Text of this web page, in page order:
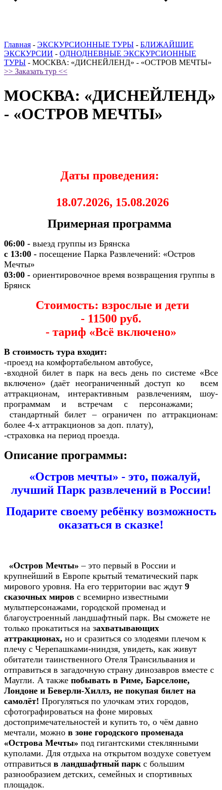
Главная - ЭКСКУРСИОННЫЕ ТУРЫ - БЛИЖАЙШИЕ
ЭКСКУРСИИ - ОДНОДНЕВНЫЕ ЭКСКУРСИОННЫЕ
ТУРЫ - МОСКВА: «ДИСНЕЙЛЕНД» - «ОСТРОВ МЕЧТЫ»
>> Заказать тур <<
МОСКВА: «ДИСНЕЙЛЕНД»
- «ОСТРОВ МЕЧТЫ»
Даты проведения:
18.07.2026, 15.08.2026
Примерная программа
06:00 - выезд группы из Брянска
с 13:00 - посещение Парка Развлечений: «Остров
Мечты»
03:00 - ориентировочное время возвращения группы в
Брянск
Стоимость: взрослые и дети
- 11500 руб.
- тариф «Всё включено»
В стоимость тура входит:
-проезд на комфортабельном автобусе,
-входной билет в парк на весь день по системе «Все
включено» (даёт неограниченный доступ ко всем
аттракционам, интерактивным развлечениям, шоу-
программам и встречам с персонажами;
стандартный билет – ограничен по аттракционам:
более 4-х аттракционов за доп. плату),
-страховка на период проезда.
Описание программы:
«Остров мечты» - это, пожалуй,
лучший Парк развлечений в России!
Подарите своему ребёнку возможность
оказаться в сказке!
«Остров Мечты» – это первый в России и
крупнейший в Европе крытый тематический парк
мирового уровня. На его территории вас ждут 9
сказочных миров с всемирно известными
мультперсонажами, городской променад и
благоустроенный ландшафтный парк. Вы сможете не
только прокатиться на захватывающих
аттракционах, но и сразиться со злодеями плечом к
плечу с Черепашками-ниндзя, увидеть, как живут
обитатели таинственного Отеля Трансильвания и
отправиться в загадочную страну динозавров вместе с
Маугли. А также побывать в Риме, Барселоне,
Лондоне и Беверли-Хиллз, не покупая билет на
самолёт! Прогуляться по улочкам этих городов,
сфотографироваться на фоне мировых
достопримечательностей и купить то, о чём давно
мечтали, можно в зоне городского променада
«Острова Мечты» под гигантскими стеклянными
куполами. Для отдыха на открытом воздухе советуем
отправиться в ландшафтный парк с большим
разнообразием детских, семейных и спортивных
площадок.